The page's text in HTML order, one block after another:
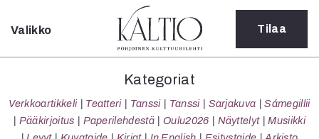
Sulje
Kategoriat
Verkkoartikkeli
Teatteri
Valikko Tilaa
Kategoriat
Verkkoartikkeli Teatteri Tanssi Tanssi Sarjakuva
Sámegillii
Pääkirjoitus
Paperilehdestä Oulu2026 Näyttelyt
Musiikki